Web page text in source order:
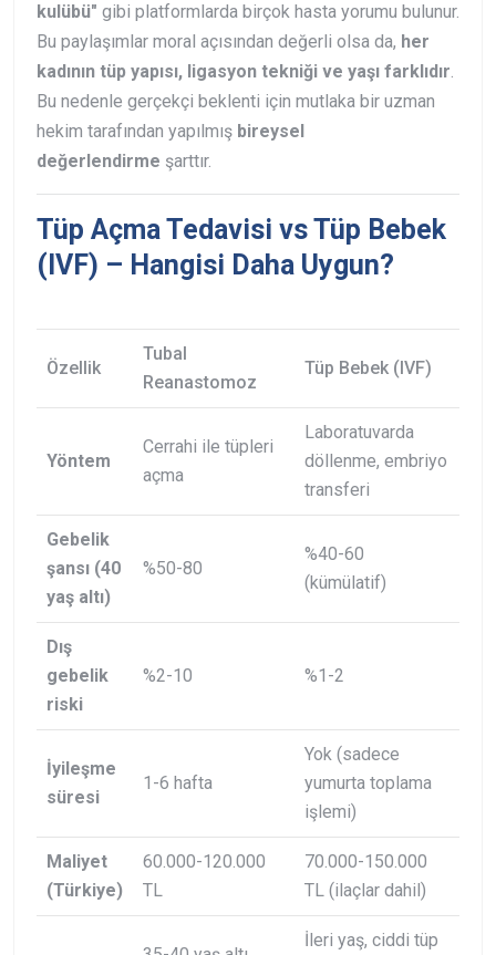
kulübü" gibi platformlarda birçok hasta yorumu bulunur.
Bu paylaşımlar moral açısından değerli olsa da, her
kadının tüp yapısı, ligasyon tekniği ve yaşı farklıdır.
Bu nedenle gerçekçi beklenti için mutlaka bir uzman
hekim tarafından yapılmış bireysel
değerlendirme şarttır.
Tüp Açma Tedavisi vs Tüp Bebek
(IVF) – Hangisi Daha Uygun?
Özellik
Tubal
Reanastomoz
Tüp Bebek (IVF)
Yöntem
Cerrahi ile tüpleri
açma
Laboratuvarda
döllenme, embriyo
transferi
Gebelik
şansı (40
yaş altı)
%50-80
%40-60
(kümülatif)
Dış
gebelik
riski
%2-10 %1-2
İyileşme
süresi
1-6 hafta
Yok (sadece
yumurta toplama
işlemi)
Maliyet
(Türkiye)
60.000-120.000
TL
70.000-150.000
TL (ilaçlar dahil)
İleri yaş, ciddi tüp